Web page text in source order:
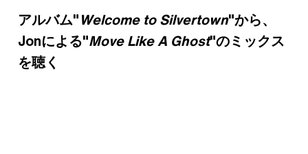
アルバム"Welcome to Silvertown"から、
Jonによる"Move Like A Ghost"のミックス
を聴く